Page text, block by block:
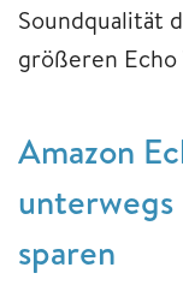
Soundqualität
größeren
Amazon
unterwegs
sparen